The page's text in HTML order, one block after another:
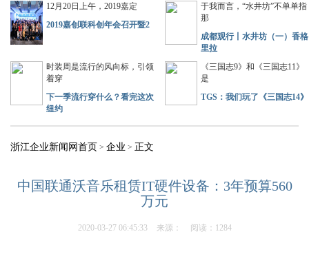
12月20日上午，2019嘉定
2019嘉创联科创年会召开暨2
于我而言，“水井坊”不单单指
那
成都观行丨水井坊（一）香格
里拉
时装周是流行的风向标，引领
着穿
下一季流行穿什么？看完这次
纽约
《三国志9》和《三国志11》
是
TGS：我们玩了《三国志14》
浙江企业新闻网首页 > 企业 > 正文
中国联通沃音乐租赁IT硬件设备：3年预算560
万元
2020-03-27 06:45:33 来源： 阅读：1284